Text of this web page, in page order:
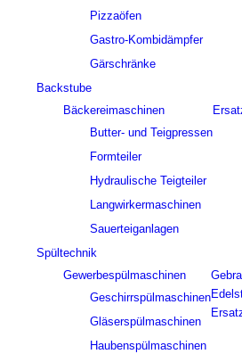
Pizzaöfen
Gastro-Kombidämpfer
Gärschränke
Backstube
Bäckereimaschinen
Butter- und Teigpressen
Formteiler
Hydraulische Teigteiler
Langwirkermaschinen
Sauerteiganlagen
Spültechnik
Gewerbespülmaschinen
Geschirrspülmaschinen
Gläserspülmaschinen
Haubenspülmaschinen